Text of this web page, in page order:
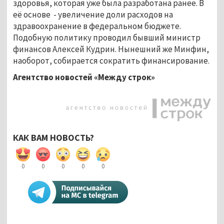
здоровья, которая уже была разработана ранее. В
её основе - увеличение доли расходов на
здравоохранение в федеральном бюджете.
Подобную политику проводил бывший министр
финансов Алексей Кудрин. Нынешний же Минфин,
наоборот, собирается сократить финансирование.
Агентство новостей «Между строк»
КАК ВАМ НОВОСТЬ?
0 0 0 0 0